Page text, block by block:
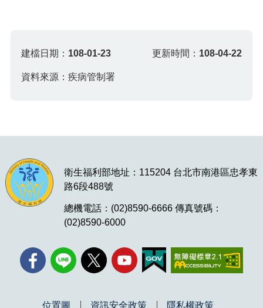
建檔日期： 108-01-23 更新時間： 108-04-22
資料來源：疾病管制署
衛生福利部地址：115204 台北市南港區忠孝東
路6段488號
總機電話：(02)8590-6666 傳真號碼：
(02)8590-6000
位置圖 資訊安全政策 隱私權政策